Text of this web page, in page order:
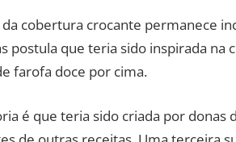
cobertura crocante permanece
postula que teria sido inspirada
farofa doce por cima.
é que teria sido criada por donas